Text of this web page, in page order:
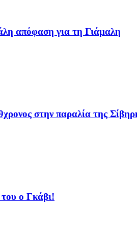
απόφαση για τη Γιάμαλη
στην παραλία της
ο Γκάβι!